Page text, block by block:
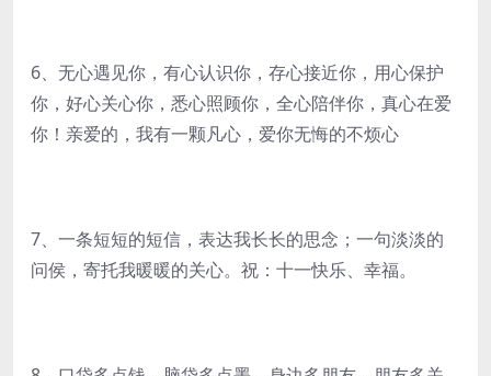
6、无心遇见你，有心认识你，存心接近你，用心保护
你，好心关心你，悉心照顾你，全心陪伴你，真心在爱
你！亲爱的，我有一颗凡心，爱你无悔的不烦心
7、一条短短的短信，表达我长长的思念；一句淡淡的
问侯，寄托我暖暖的关心。祝：十一快乐、幸福。